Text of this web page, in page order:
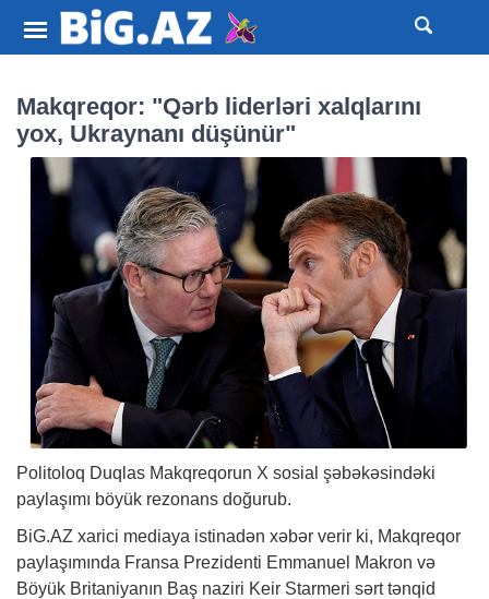
Makqreqor: "Qərb liderləri xalqlarını
yox, Ukraynanı düşünür"
Politoloq Duqlas Makqreqorun X sosial şəbəkəsindəki
paylaşımı böyük rezonans doğurub.
BiG.AZ xarici mediaya istinadən xəbər verir ki, Makqreqor
paylaşımında Fransa Prezidenti Emmanuel Makron və
Böyük Britaniyanın Baş naziri Keir Starmeri sərt tənqid